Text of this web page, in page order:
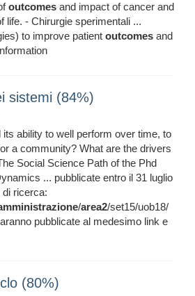
outcomes and impact of cancer and
life. - Chirurgie sperimentali ...
to improve patient outcomes and
sistemi (84%)
ability to well perform over time, to
a community? What are the drivers
Social Science Path of the Phd
... pubblicate entro il 31 luglio
di ricerca:
/area2/set15/uob18/
pubblicate al medesimo link e
(80%)